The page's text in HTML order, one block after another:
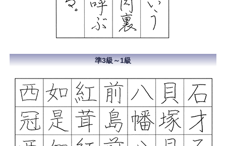
準3級～1級